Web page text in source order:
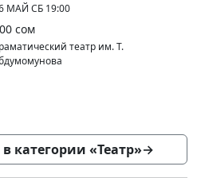
МАЙ СБ 19:00
сом
театр им. Т.
категории «Театр»→